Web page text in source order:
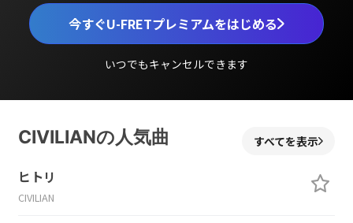
今すぐU-FRETプレミアムをはじめる
いつでもキャンセルできます
CIVILIANの人気曲 すべてを表示
ヒトリ
CIVILIAN